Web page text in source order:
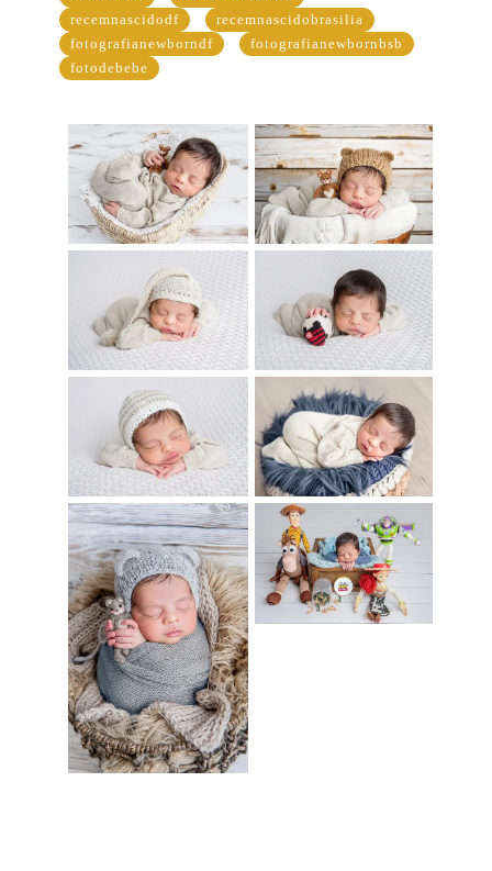
recemnascidodf
recemnascidobrasilia
fotografianewborndf
fotografianewbornbsb
fotodebebe